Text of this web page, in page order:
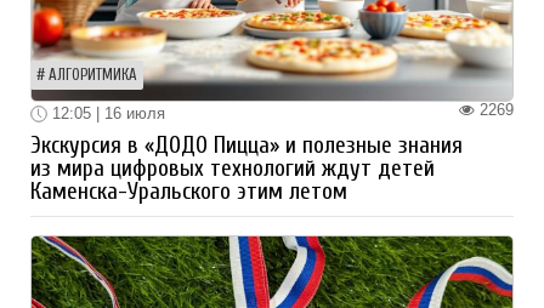
АЛГОРИТМИКА
2269
12:05 | 16 июля
Экскурсия в «ДОДО Пицца» и полезные знания
из мира цифровых технологий ждут детей
Каменска-Уральского этим летом